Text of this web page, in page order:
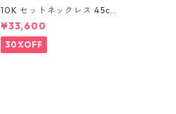
10K セットネックレス 45c
m 1mm
¥33,600
30%OFF